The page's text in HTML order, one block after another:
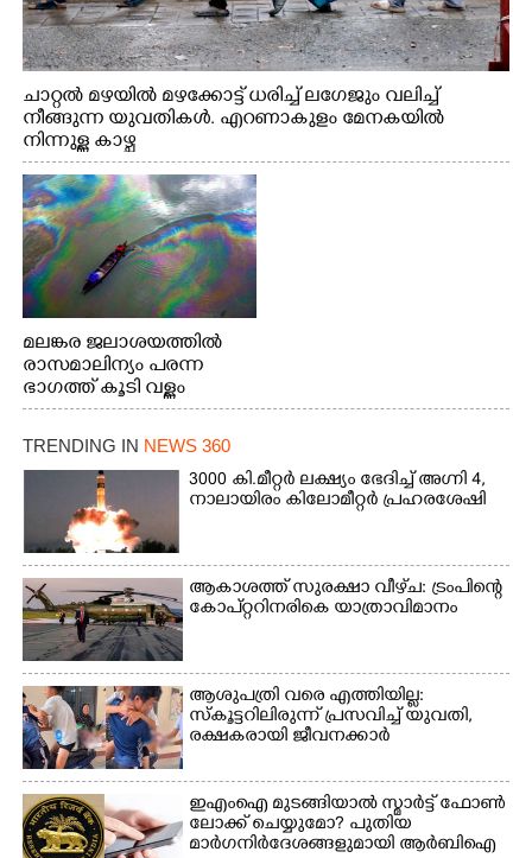
ചാറ്റൽ മഴയിൽ മഴക്കോട്ട് ധരിച്ച് ലഗേജും വലിച്ച്
നീങ്ങുന്ന യുവതികൾ. എറണാകുളം മേനകയിൽ
നിന്നുള്ള കാഴ്ച
മലങ്കര ജലാശയത്തിൽ
രാസമാലിന്യം പരന്ന
ഭാഗത്ത് കൂടി വള്ളം
തുഴഞ്ഞു പോകുന്ന
പ്രദേശവാസികൾ
TRENDING IN NEWS 360
3000 കി.മീറ്റർ ലക്ഷ്യം ഭേദിച്ച് അഗ്നി 4,
നാലായിരം കിലോമീറ്റർ പ്രഹരശേഷി
ആകാശത്ത് സുരക്ഷാ വീഴ്‌ച: ട്രംപിന്റെ
കോ‌പ്‌റ്ററിനരികെ യാത്രാവിമാനം
ആശുപത്രി വരെ എത്തിയില്ല:
സ്കൂട്ടറിലിരുന്ന് പ്രസവിച്ച് യുവതി,
രക്ഷകരായി ജീവനക്കാർ
ഇഎംഐ മുടങ്ങിയാൽ സ്മാർട്ട് ഫോൺ
ലോക്ക് ചെയ്യുമോ? പുതിയ
മാർഗനിർദേശങ്ങളുമായി ആർബിഐ